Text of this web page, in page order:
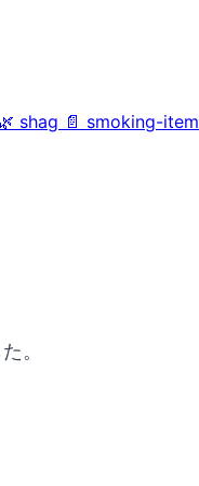
shag 📄 smoking-item
。